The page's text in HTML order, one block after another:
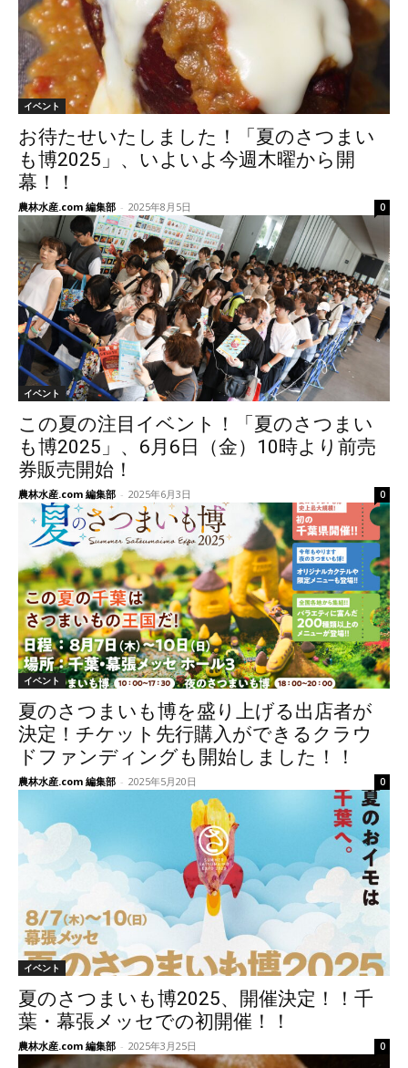
イベント
お待たせいたしました！「夏のさつまい
も博2025」、いよいよ今週木曜から開
幕！！
農林水産.com 編集部 - 2025年8月5日 0
イベント
この夏の注目イベント！「夏のさつまい
も博2025」、6月6日（金）10時より前売
券販売開始！
農林水産.com 編集部 - 2025年6月3日 0
イベント
夏のさつまいも博を盛り上げる出店者が
決定！チケット先行購入ができるクラウ
ドファンディングも開始しました！！
農林水産.com 編集部 - 2025年5月20日 0
イベント
夏のさつまいも博2025、開催決定！！千
葉・幕張メッセでの初開催！！
農林水産.com 編集部 - 2025年3月25日 0